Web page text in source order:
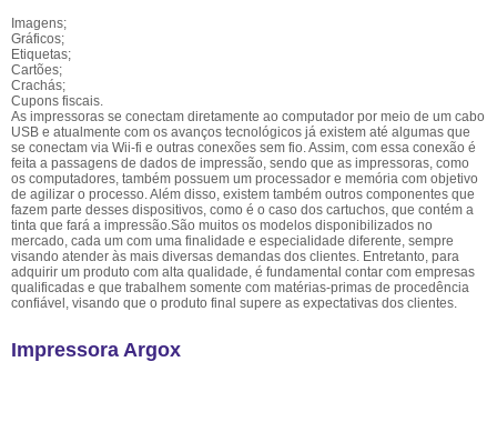
Imagens;
Gráficos;
Etiquetas;
Cartões;
Crachás;
Cupons fiscais.
As impressoras se conectam diretamente ao computador por meio de um cabo
USB e atualmente com os avanços tecnológicos já existem até algumas que
se conectam via Wii-fi e outras conexões sem fio. Assim, com essa conexão é
feita a passagens de dados de impressão, sendo que as impressoras, como
os computadores, também possuem um processador e memória com objetivo
de agilizar o processo. Além disso, existem também outros componentes que
fazem parte desses dispositivos, como é o caso dos cartuchos, que contém a
tinta que fará a impressão.São muitos os modelos disponibilizados no
mercado, cada um com uma finalidade e especialidade diferente, sempre
visando atender às mais diversas demandas dos clientes. Entretanto, para
adquirir um produto com alta qualidade, é fundamental contar com empresas
qualificadas e que trabalhem somente com matérias-primas de procedência
confiável, visando que o produto final supere as expectativas dos clientes.
Impressora Argox